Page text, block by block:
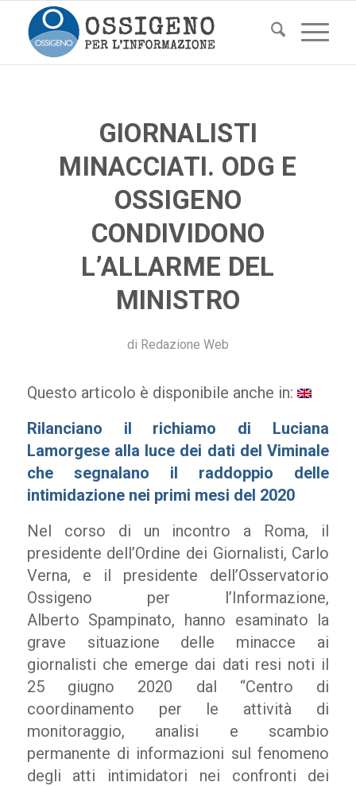
GIORNALISTI
MINACCIATI. ODG E
OSSIGENO
CONDIVIDONO
L’ALLARME DEL
MINISTRO
di Redazione Web
Questo articolo è disponibile anche in:
Rilanciano il richiamo di Luciana
Lamorgese alla luce dei dati del Viminale
che segnalano il raddoppio delle
intimidazione nei primi mesi del 2020
Nel corso di un incontro a Roma, il
presidente dell’Ordine dei Giornalisti, Carlo
Verna, e il presidente dell’Osservatorio
Ossigeno per l’Informazione,
Alberto Spampinato, hanno esaminato la
grave situazione delle minacce ai
giornalisti che emerge dai dati resi noti il
25 giugno 2020 dal “Centro di
coordinamento per le attività di
monitoraggio, analisi e scambio
permanente di informazioni sul fenomeno
degli atti intimidatori nei confronti dei